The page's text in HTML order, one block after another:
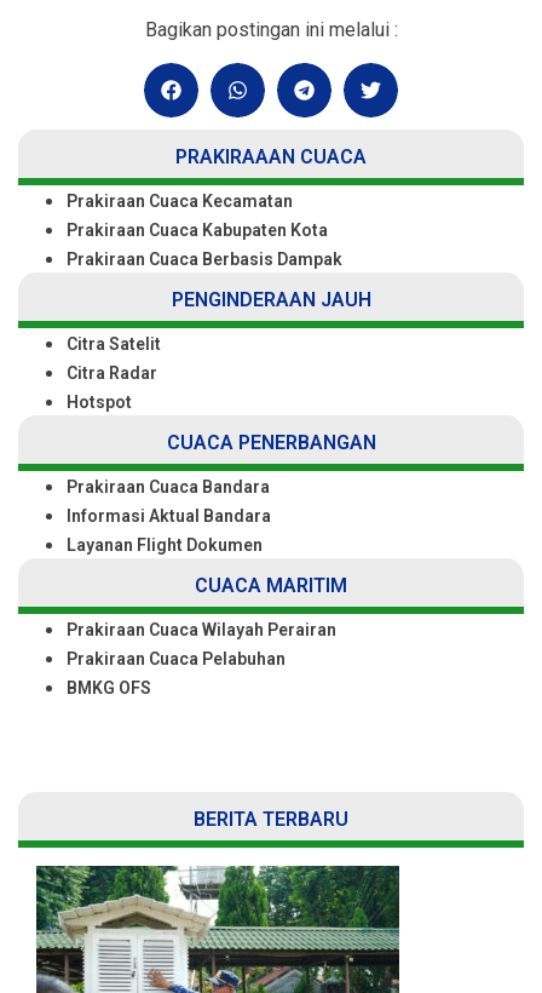
Bagikan postingan ini melalui :
PRAKIRAAAN CUACA
Prakiraan Cuaca Kecamatan
Prakiraan Cuaca Kabupaten Kota
Prakiraan Cuaca Berbasis Dampak
PENGINDERAAN JAUH
Citra Satelit
Citra Radar
Hotspot
CUACA PENERBANGAN
Prakiraan Cuaca Bandara
Informasi Aktual Bandara
Layanan Flight Dokumen
CUACA MARITIM
Prakiraan Cuaca Wilayah Perairan
Prakiraan Cuaca Pelabuhan
BMKG OFS
BERITA TERBARU